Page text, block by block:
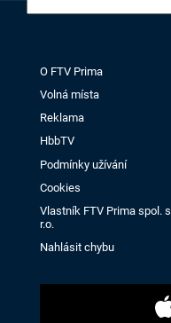
O FTV Prima
Volná místa
Reklama
HbbTV
Podmínky užívání
Cookies
Vlastník FTV Prima spol. s
r.o.
Nahlásit chybu